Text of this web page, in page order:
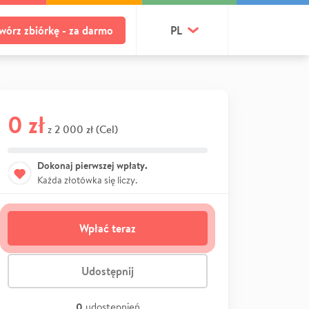
zbiórkę - za darmo PL
0 zł z 2 000 zł (Cel)
Dokonaj pierwszej wpłaty.
Każda złotówka się liczy.
Wpłać teraz
Udostępnij